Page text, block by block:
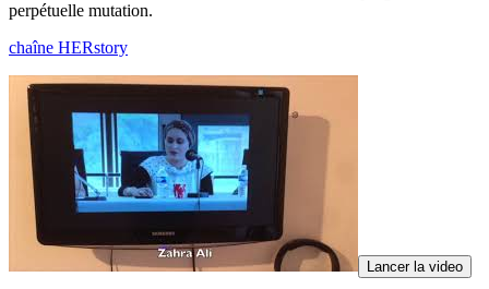
perpétuelle mutation.
chaîne HERstory
Lancer la video